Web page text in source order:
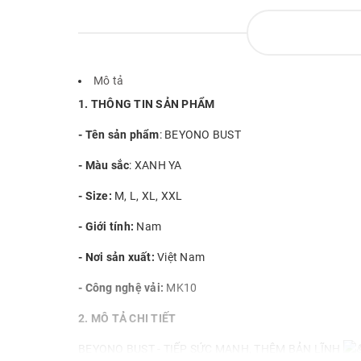
Mô tả
1. THÔNG TIN SẢN PHẨM
- Tên sản phẩm: BEYONO BUST
- Màu sắc: XANH YA
- Size: M, L, XL, XXL
- Giới tính: Nam
- Nơi sản xuất: Việt Nam
- Công nghệ vải: MK10
2. MÔ TẢ CHI TIẾT